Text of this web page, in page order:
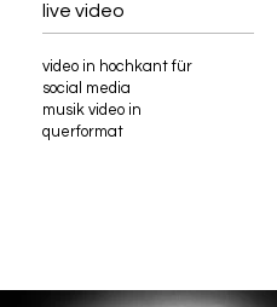
live video
video in hochkant für
social media
musik video in
querformat